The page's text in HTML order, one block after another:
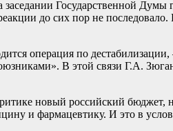
Государственной Думы
до сих пор не
операция по
В этой связи Г.А.
новый российский бюджет,
и фармацевтику. И это в